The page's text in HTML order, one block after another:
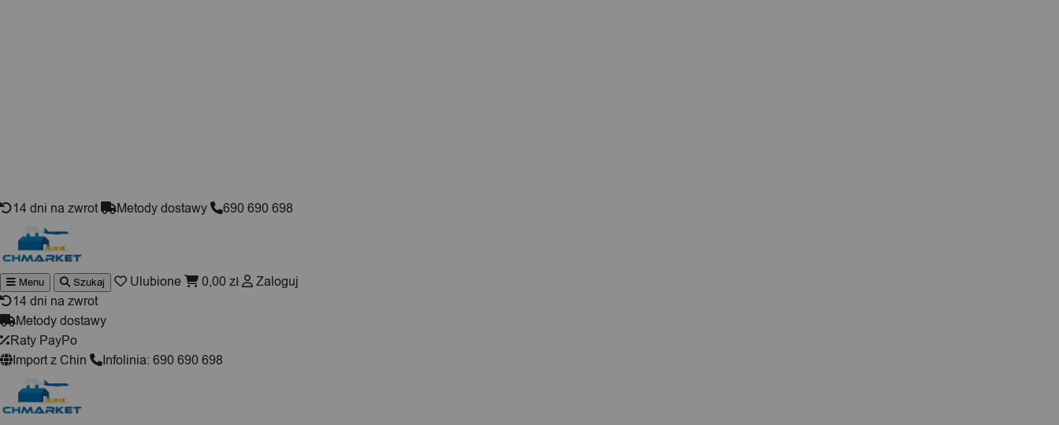
14 dni na zwrot Metody dostawy 690 690 698
Menu Szukaj Ulubione 0,00 zł
Zaloguj
14 dni na zwrot
Metody dostawy
Raty PayPo
Import z Chin
Infolinia: 690 690 698